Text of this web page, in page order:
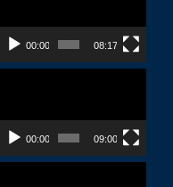
00:00 08:17
00:00 09:00